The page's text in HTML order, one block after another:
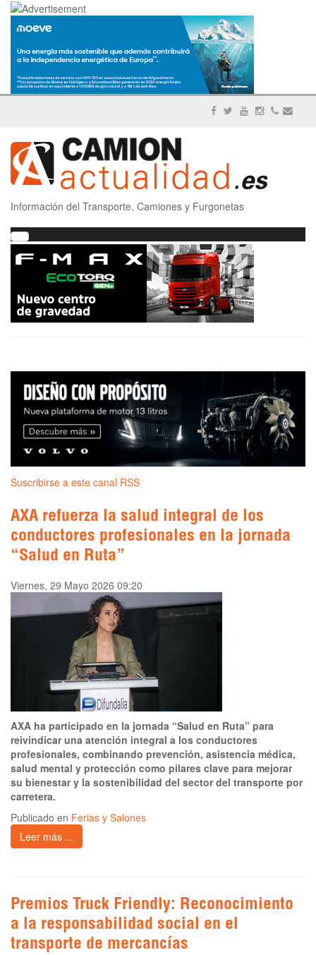
Información del Transporte, Camiones y Furgonetas
Suscribirse a este canal RSS
AXA refuerza la salud integral de los
conductores profesionales en la jornada
“Salud en Ruta”
Viernes, 29 Mayo 2026 09:20
AXA ha participado en la jornada “Salud en Ruta” para
reivindicar una atención integral a los conductores
profesionales, combinando prevención, asistencia médica,
salud mental y protección como pilares clave para mejorar
su bienestar y la sostenibilidad del sector del transporte por
carretera.
Publicado en Ferias y Salones
Leer más ...
Premios Truck Friendly: Reconocimiento
a la responsabilidad social en el
transporte de mercancías